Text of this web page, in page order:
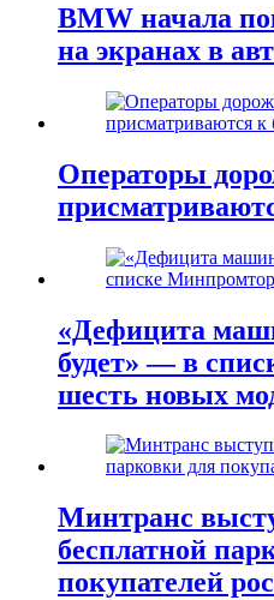
BMW начала
на экранах в
Операторы
«Дефицита
будет» — в
шесть новых
Минтранс
бесплатной
покупателей